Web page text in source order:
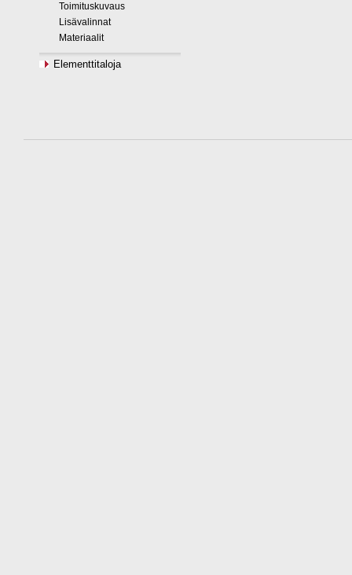
Toimituskuvaus
Lisävalinnat
Materiaalit
Elementtitaloja